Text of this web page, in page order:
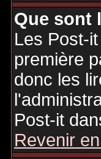
Que sont
Les Post-
première
donc les
Post-it
Revenir